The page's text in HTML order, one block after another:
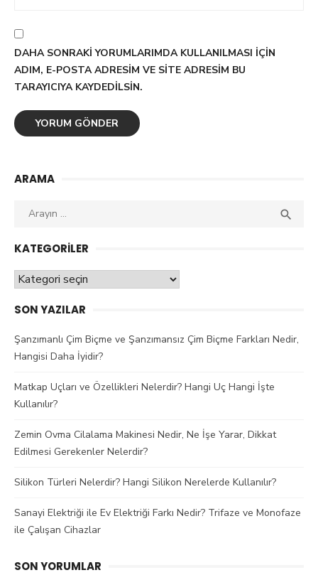
DAHA SONRAKI YORUMLARIMDA KULLANILMASI IÇIN
ADIM, E-POSTA ADRESIM VE SITE ADRESIM BU
TARAYICIYA KAYDEDILSIN.
ARAMA
Aranan

KATEGORILER
Kategoriler
SON YAZILAR
Şanzımanlı Çim Biçme ve Şanzımansız Çim Biçme Farkları Nedir,
Hangisi Daha İyidir?
Matkap Uçları ve Özellikleri Nelerdir? Hangi Uç Hangi İşte
Kullanılır?
Zemin Ovma Cilalama Makinesi Nedir, Ne İşe Yarar, Dikkat
Edilmesi Gerekenler Nelerdir?
Silikon Türleri Nelerdir? Hangi Silikon Nerelerde Kullanılır?
Sanayi Elektriği ile Ev Elektriği Farkı Nedir? Trifaze ve Monofaze
ile Çalışan Cihazlar
SON YORUMLAR